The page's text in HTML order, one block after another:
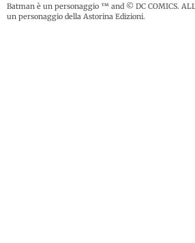
Batman è un personaggio ™ and © DC COMICS. ALL
un personaggio della Astorina Edizioni.